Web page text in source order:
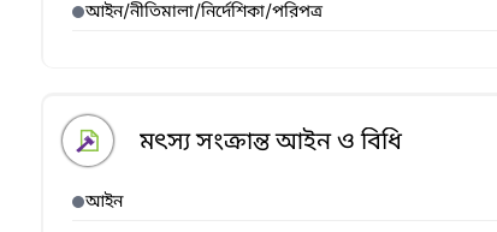
আইন/নীতিমালা/নির্দেশিকা/পরিপত্র
মৎস্য সংক্রান্ত আইন ও বিধি
আইন